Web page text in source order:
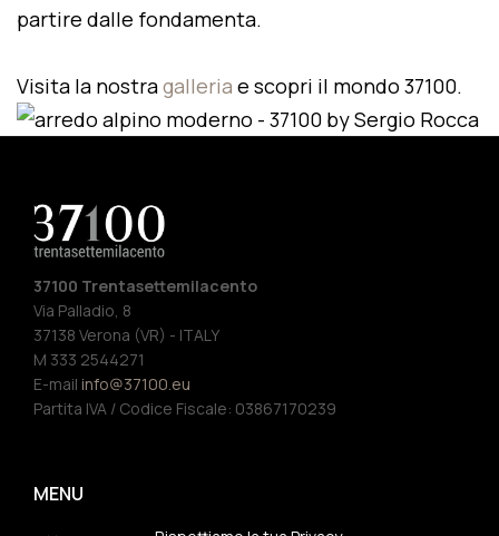
partire dalle fondamenta.
Visita la nostragalleria e scopri il mondo 37100.
37100 Trentasettemilacento
Via Palladio, 8
37138 Verona (VR) - ITALY
M 333 2544271
E-mail info@37100.eu
Partita IVA / Codice Fiscale: 03867170239
MENU